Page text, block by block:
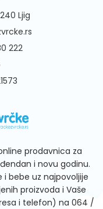
Ljig
222
prodavnica za
i novu godinu.
bebe uz najpovoljije
proizvoda i Vaše
i telefon) na 064 /